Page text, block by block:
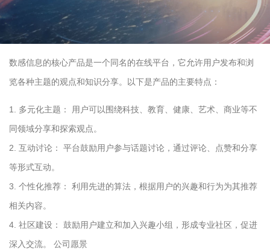
数感信息的核心产品是一个同名的在线平台，它允许用户发布和浏
览各种主题的观点和知识分享。以下是产品的主要特点：
1. 多元化主题： 用户可以围绕科技、教育、健康、艺术、商业等不
同领域分享和探索观点。
2. 互动讨论： 平台鼓励用户参与话题讨论，通过评论、点赞和分享
等形式互动。
3. 个性化推荐： 利用先进的算法，根据用户的兴趣和行为为其推荐
相关内容。
4. 社区建设： 鼓励用户建立和加入兴趣小组，形成专业社区，促进
深入交流。 公司愿景